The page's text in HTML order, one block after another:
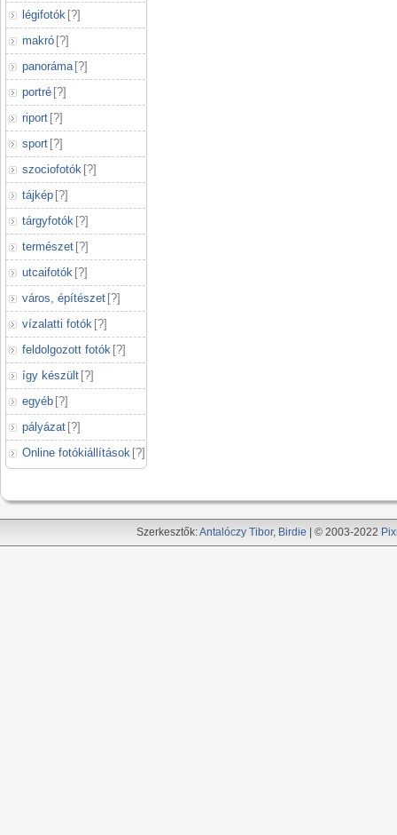
légifotók [?]
makró [?]
panoráma [?]
portré [?]
riport [?]
sport [?]
szociofotók [?]
tájkép [?]
tárgyfotók [?]
természet [?]
utcaifotók [?]
város, építészet [?]
vízalatti fotók [?]
feldolgozott fotók [?]
így készült [?]
egyéb [?]
pályázat [?]
Online fotókiállítások [?]
Szerkesztők:Antalóczy Tibor, Birdie | © 2003-2022